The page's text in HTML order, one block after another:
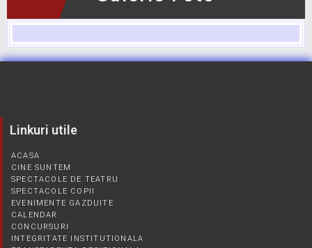
Linkuri utile
ACASA
CINE SUNTEM
SPECTACOLE DE TEATRU
SPECTACOLE COPII
EVENIMENTE GAZDUITE
CALENDAR
CONCURSURI
INTEGRITATE INSTITUTIONALA